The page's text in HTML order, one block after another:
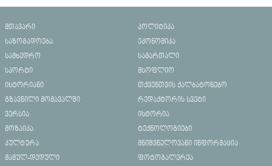
მთავარი
პოლიტიკა
საზოგადოება
ეკონომიკა
სამხედრო
სამართალი
სპორტი
მსოფლიო
ისტორიანი
თქვენთვის ქალბატონებო
გზავნილი მომავალში
რედაქტორის სვეტი
ვერსია
ისტორია
მოზაიკა
ტექნოლოგიები
კულტურა
მნიშვნელოვანი ინფორმაცია
მამულ-დედული
ფოტოგალერეა